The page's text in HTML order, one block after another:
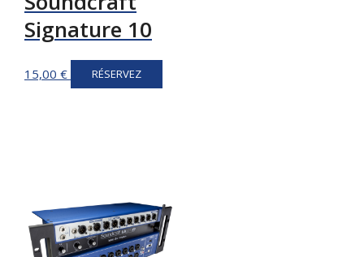
Signature 10
15,00 € RÉSERVEZ